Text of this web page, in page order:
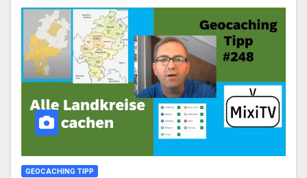
GEOCACHING TIPP